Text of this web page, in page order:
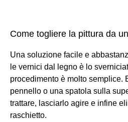
Come togliere la pittura da
Una soluzione facile e
le vernici dal legno è lo
procedimento è molto semplice.
pennello o una spatola sulla
trattare, lasciarlo agire e infine
raschietto.